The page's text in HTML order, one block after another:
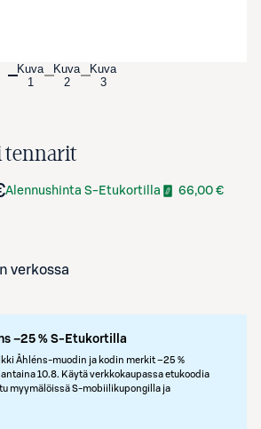
Kuva
1
Kuva
2
Kuva
3
tennarit
Alennushinta S-Etukortilla 66,00 €
verkossa
–25 % S-Etukortilla
Åhléns-muodin ja kodin merkit –25 %
10.8. Käytä verkkokaupassa etukoodia
myymälöissä S‑mobiilikupongilla ja